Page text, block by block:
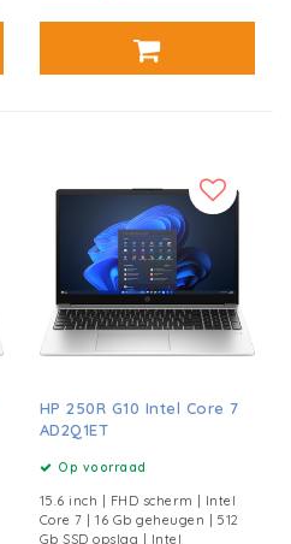
HP 250R G10 Intel Core 7
AD2Q1ET
Op voorraad
15.6 inch | FHD scherm | Intel
Core 7 | 16 Gb geheugen | 512
Gb SSD opslag | Intel